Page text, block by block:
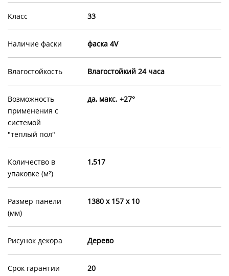
Класс 33
Наличие фаски фаска 4V
Влагостойкость Влагостойкий 24 часа
Возможность
применения с
системой
"теплый пол"
да, макс. +27°
Количество в
упаковке (м²)
1,517
Размер панели
(мм)
1380 х 157 х 10
Рисунок декора Дерево
Срок гарантии
20